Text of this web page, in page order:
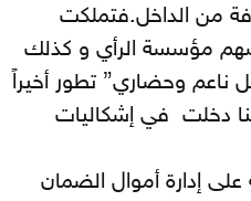
من الداخل.فتملكت
مؤسسة الرأي و كذلك
ناعم وحضاري” تطور أخيراً
دخلت في إشكاليات
إدارة أموال الضمان